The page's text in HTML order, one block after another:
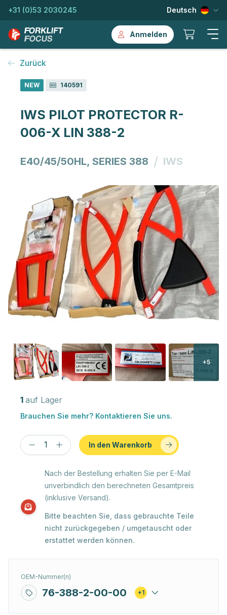
+31 (0)53 2030245 Deutsch
Anmelden
Zurück
NEW 140591
IWS PILOT PROTECTOR R-
006-X LIN 388-2
E40/45/50HL, SERIES 388 / IWS
+5
1 auf Lager
Brauchen Sie mehr? Kontaktieren Sie uns.
In den Warenkorb
Nach der Bestellung erhalten Sie per E-Mail
unverbindlich den berechneten Gesamtpreis
(inklusive Versand).
Bitte beachten Sie, dass gebrauchte Teile
nicht zurückgegeben / umgetauscht oder
erstattet werden können.
OEM-Nummer(n)
76-388-2-00-00 +1